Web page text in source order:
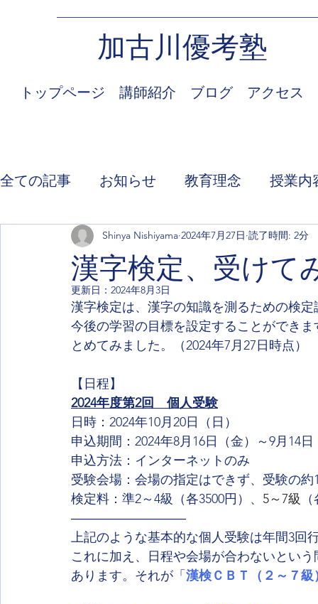
加古川優考塾
トップページ 講師紹介 ブログ アクセス
全ての記事 お知らせ 教育理念 授業内
漢字検定、受けて
Shinya Nishiyama 2024年7月27日 読了時間: 2分
更新日： 2024年8月3日
漢字検定は、漢字の知識を測るための検
今後の学習の目標を設定することができ
とめてみました。（2024年7月27日時点）
【日程】
2024年度第2回　個人受験
日時：2024年10月20日（日）
申込期間：2024年8月16日（金）～9月14
申込方法：インターネットのみ
受験会場：会場の指定はできず、受験の
検定料：準2～4級（各3500円）、 5～7級
―――――――――
上記のような基本的な個人受験は年間3回
これに加え、日程や会場が合わないとい
あります。それが「漢検ＣＢＴ（２～７級